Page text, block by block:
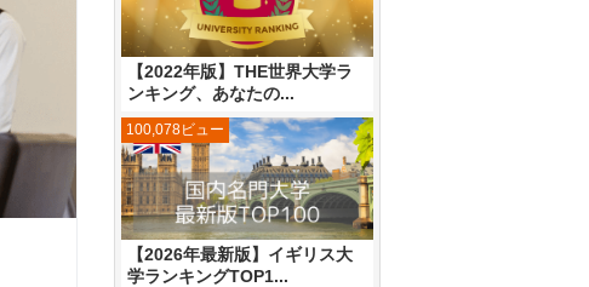
【2022年版】THE世界大学ラ
ンキング、あなたの...
【2026年最新版】イギリス大
学ランキングTOP1...
100,078ビュー